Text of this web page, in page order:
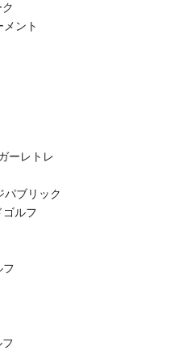
ント
ーレトレ
ブリック
ルフ
フ